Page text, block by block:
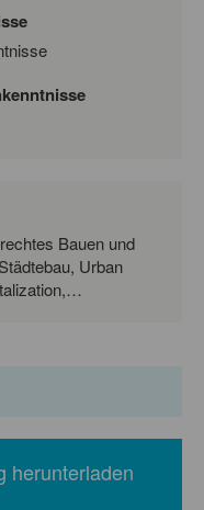
Bauen und
Urban
herunterladen